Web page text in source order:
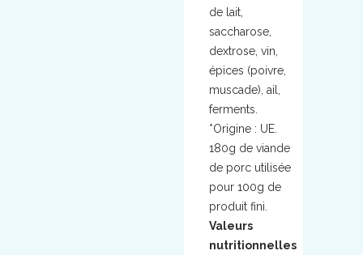
de lait,
saccharose,
dextrose, vin,
épices (poivre,
muscade), ail,
ferments.
*Origine : UE.
180g de viande
de porc utilisée
pour 100g de
produit fini.
Valeurs
nutritionnelles